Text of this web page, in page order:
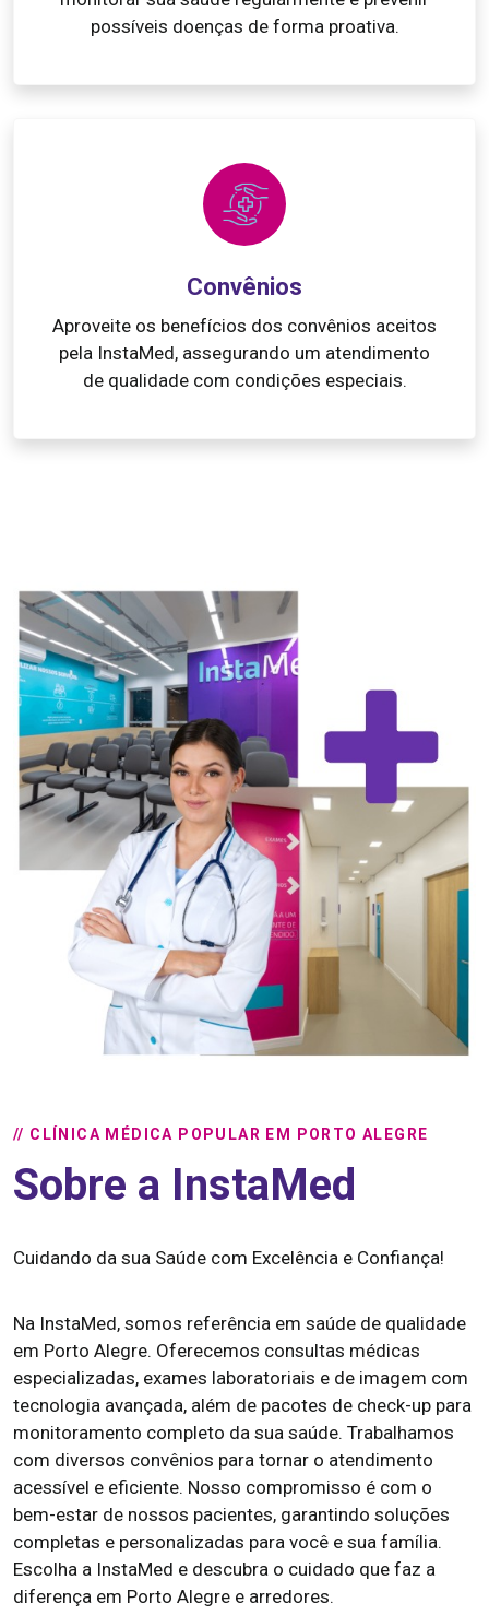
possíveis doenças de forma proativa.
Convênios
Aproveite os benefícios dos convênios aceitos
pela InstaMed, assegurando um atendimento
de qualidade com condições especiais.
// CLÍNICA MÉDICA POPULAR EM PORTO ALEGRE
Sobre a InstaMed
Cuidando da sua Saúde com Excelência e Confiança!
Na InstaMed, somos referência em saúde de qualidade
em Porto Alegre. Oferecemos consultas médicas
especializadas, exames laboratoriais e de imagem com
tecnologia avançada, além de pacotes de check-up para
monitoramento completo da sua saúde. Trabalhamos
com diversos convênios para tornar o atendimento
acessível e eficiente. Nosso compromisso é com o
bem-estar de nossos pacientes, garantindo soluções
completas e personalizadas para você e sua família.
Escolha a InstaMed e descubra o cuidado que faz a
diferença em Porto Alegre e arredores.